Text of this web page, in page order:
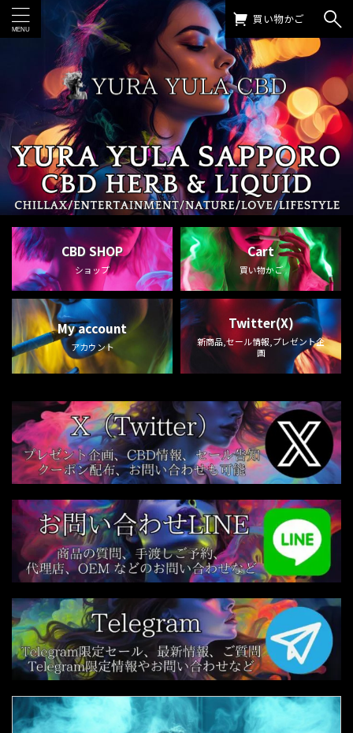
買い物かご
CBD SHOP
ショップ
Cart
買い物かご
My account
アカウント
Twitter(X)
新商品,セール情報,プレゼント企
画